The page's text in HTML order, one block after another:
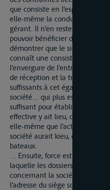
que consiste en l’espèce, à
elle-même la conduite de ces
gérant. Il n’en reste pas moins
pouvoir bénéficier d’un
démontrer que le siège de son
connaît une consistance
l’envergure de l’entreprise. …
de réception et la transmission
suffissants à cet égard. Un
société… qui plus est partagé
suffisant pour établir une
effective y ait lieu, ce d’autant
elle-même que l’activité de
société aurait kieu, du moins
bateaux.
… Ensuite, force est de
laquelle les dossiers
concernant la société
l’adresse du siège social … est